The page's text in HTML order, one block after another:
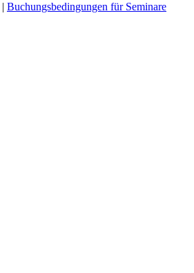
Buchungsbedingungen für Seminare